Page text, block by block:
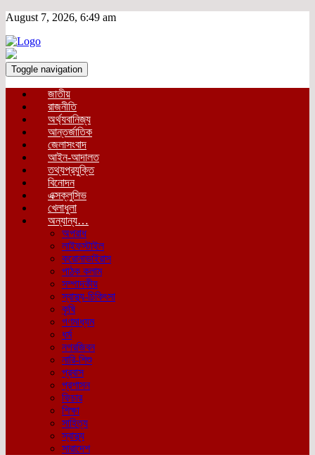
August 7, 2026, 6:49 am
Toggle navigation
জাতীয়
রাজনীতি
অর্থ্যবানিজ্য
আন্তর্জাতিক
জেলাসংবাদ
আইন-আদালত
তথ্যপ্রযুক্তি
বিনোদন
এক্সক্লুসিভ
খেলাধুলা
অন্যান্য…
অপরাধ
লাইফস্টাইল
করোনাভাইরাস
পাঠক কলাম
সম্পাদকীয়
স্বাস্থ্য-চিকিৎসা
কৃষি
গণমাধ্যম
ধর্ম
নগরজিবন
নারি-শিশু
প্রবাস
প্রশাসন
ফিচার
শিক্ষা
সাহিত্য
স্বাস্থ্য
সারাদেশ